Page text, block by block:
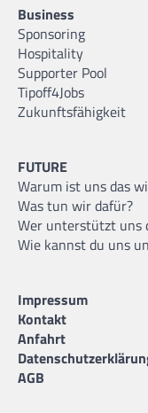
Business
Sponsoring
Hospitality
Supporter Pool
Tipoff4Jobs
Zukunftsfähigkeit
FUTURE
Warum ist uns das
Was tun wir dafür?
Wer unterstützt uns
Wie kannst du uns
Impressum
Kontakt
Anfahrt
AGB